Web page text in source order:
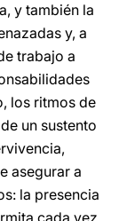
y también la
y, a
trabajo a
los ritmos de
un sustento
asegurar a
la presencia
cada vez